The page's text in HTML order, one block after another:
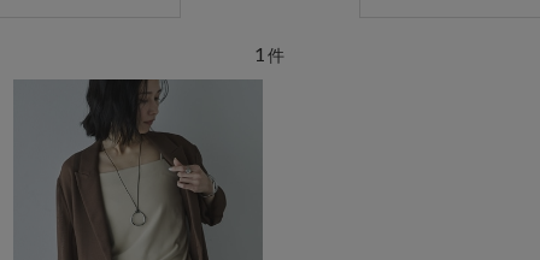
1 件